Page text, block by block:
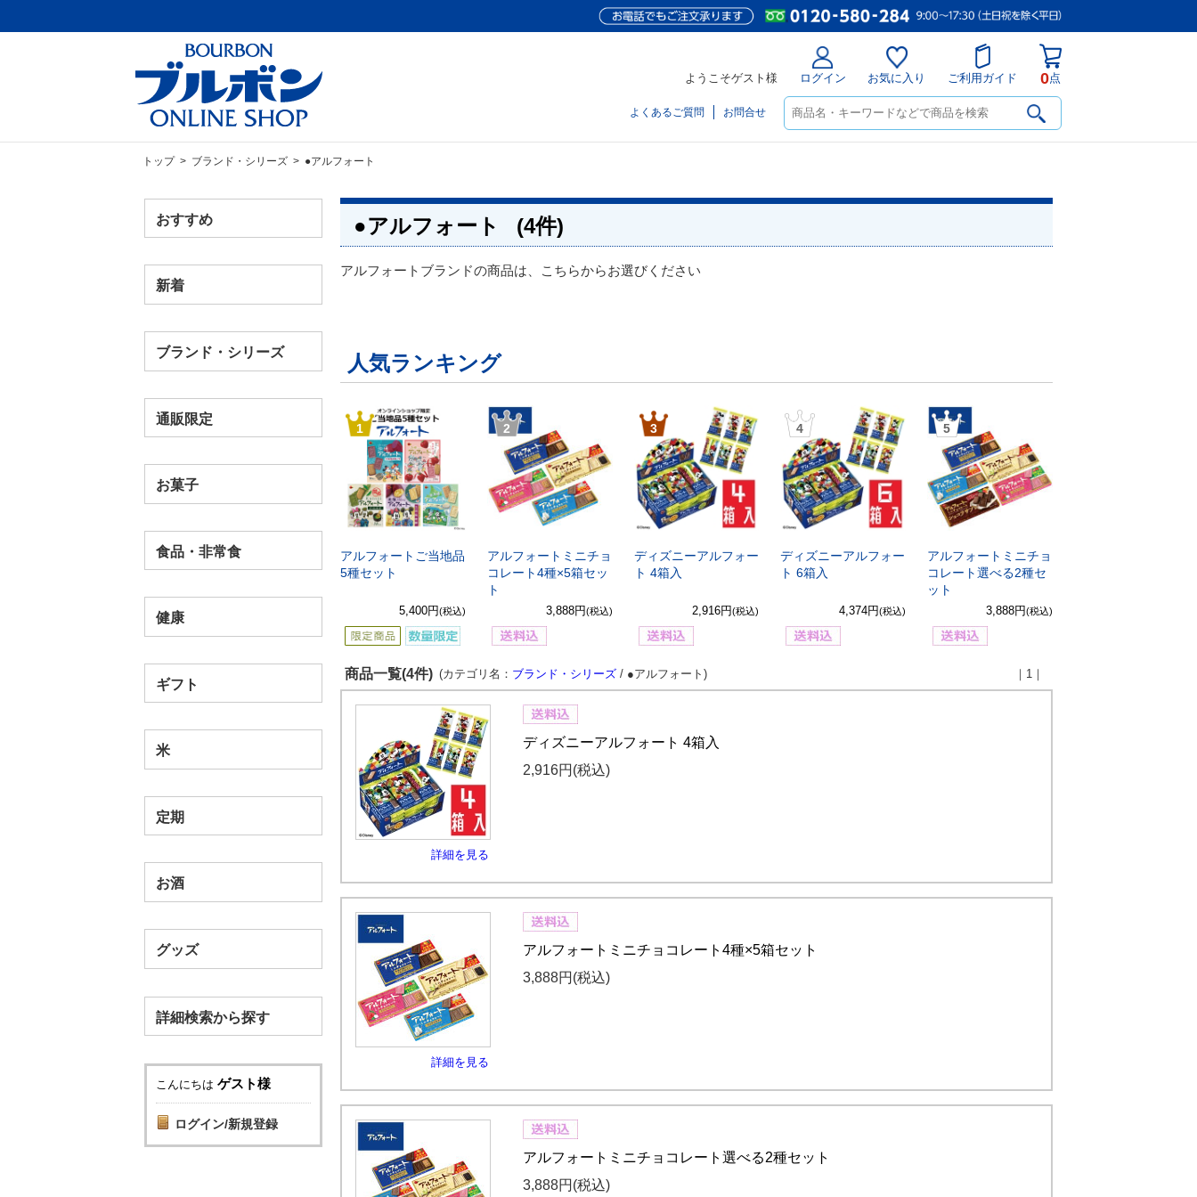
ようこそゲスト様 ログイン お気に入り ご利用ガイド 0点
よくあるご質問 お問合せ
トップ> ブランド・シリーズ> ●アルフォート
おすすめ
新着
ブランド・シリーズ
通販限定
お菓子
食品・非常食
健康
ギフト
米
定期
お酒
グッズ
詳細検索から探す
こんにちは ゲスト様
ログイン/新規登録
●アルフォート (4件)
アルフォートブランドの商品は、こちらからお選びください
人気ランキング
1
アルフォートご当地品
5種セット
5,400円(税込)
2
アルフォートミニチョ
コレート4種×5箱セッ
ト
3,888円(税込)
3
ディズニーアルフォー
ト 4箱入
2,916円(税込)
4
ディズニーアルフォー
ト 6箱入
4,374円(税込)
5
アルフォートミニチョ
コレート選べる2種セ
ット
3,888円(税込)
商品一覧(4件) ｜1｜
(カテゴリ名： ブランド・シリーズ / ●アルフォート)
詳細を見る
ディズニーアルフォート 4箱入
2,916円 (税込)
詳細を見る
アルフォートミニチョコレート4種×5箱セット
3,888円 (税込)
アルフォートミニチョコレート選べる2種セット
3,888円 (税込)